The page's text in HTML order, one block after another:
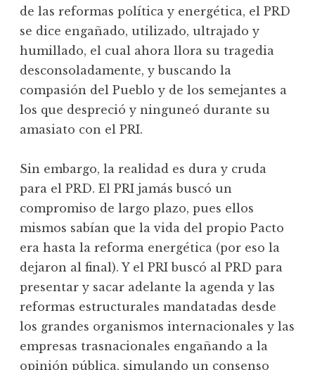
de las reformas política y energética, el PRD
se dice engañado, utilizado, ultrajado y
humillado, el cual ahora llora su tragedia
desconsoladamente, y buscando la
compasión del Pueblo y de los semejantes a
los que despreció y ninguneó durante su
amasiato con el PRI.
Sin embargo, la realidad es dura y cruda
para el PRD. El PRI jamás buscó un
compromiso de largo plazo, pues ellos
mismos sabían que la vida del propio Pacto
era hasta la reforma energética (por eso la
dejaron al final). Y el PRI buscó al PRD para
presentar y sacar adelante la agenda y las
reformas estructurales mandatadas desde
los grandes organismos internacionales y las
empresas trasnacionales engañando a la
opinión pública, simulando un consenso